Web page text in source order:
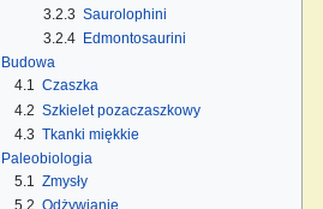
3.2.3 Saurolophini
3.2.4 Edmontosaurini
Budowa
4.1 Czaszka
4.2 Szkielet pozaczaszkowy
4.3 Tkanki miękkie
Paleobiologia
5.1 Zmysły
5.2 Odżywianie